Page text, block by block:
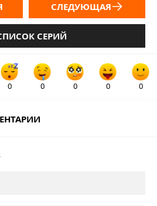
СЕРИЙ
СЛЕДУЮЩАЯ
0 0 0 0 0